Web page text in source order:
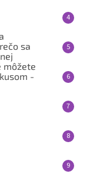
sa
môžete
-